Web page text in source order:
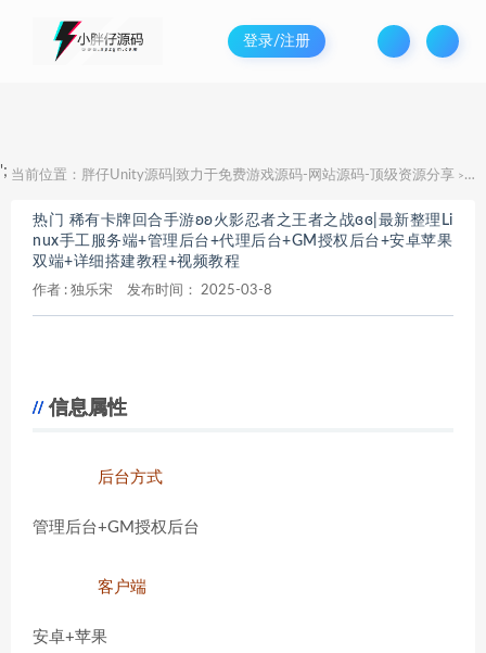
登录/注册
'; 当前位置： 胖仔Unity源码|致力于免费游戏源码-网站源码-顶级资源分享 > 热
热门 稀有卡牌回合手游ʚʚ火影忍者之王者之战ɞɞ|最新整理Li
nux手工服务端+管理后台+代理后台+GM授权后台+安卓苹果
双端+详细搭建教程+视频教程
作者 : 独乐宋 发布时间： 2025-03-8
信息属性
后台方式
管理后台+GM授权后台
客户端
安卓+苹果